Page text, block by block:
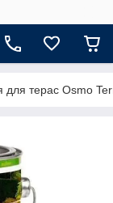
для терас Osmo